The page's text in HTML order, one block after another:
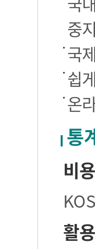
중
국
쉽
온
통
비
활